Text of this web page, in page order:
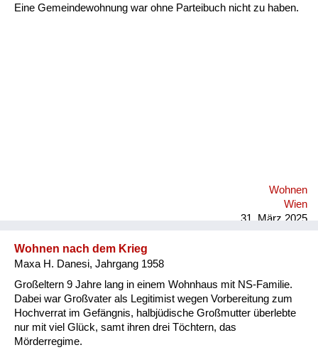
Eine Gemeindewohnung war ohne Parteibuch nicht zu haben.
Wohnen
Wien
31. März 2025
Wohnen nach dem Krieg
Maxa H. Danesi, Jahrgang 1958
Großeltern 9 Jahre lang in einem Wohnhaus mit NS-Familie.
Dabei war Großvater als Legitimist wegen Vorbereitung zum
Hochverrat im Gefängnis, halbjüdische Großmutter überlebte
nur mit viel Glück, samt ihren drei Töchtern, das
Mörderregime.